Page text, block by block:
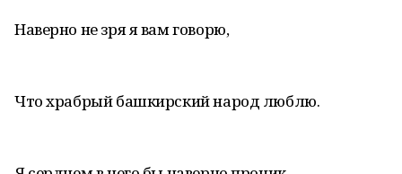
Наверно не зря я вам говорю,
Что храбрый башкирский народ люблю.